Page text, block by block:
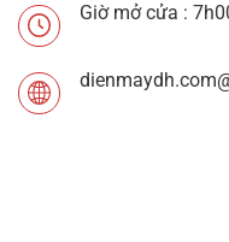
Giờ mở cửa :